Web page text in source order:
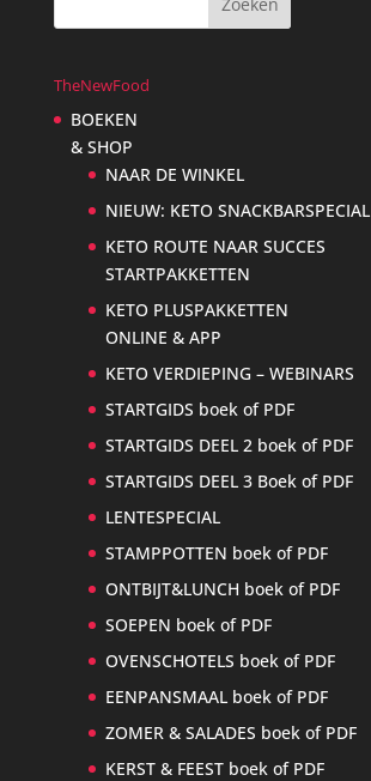
TheNewFood
BOEKEN
& SHOP
NAAR DE WINKEL
NIEUW: KETO SNACKBARSPECIAL
KETO ROUTE NAAR SUCCES
STARTPAKKETTEN
KETO PLUSPAKKETTEN
ONLINE & APP
KETO VERDIEPING – WEBINARS
STARTGIDS boek of PDF
STARTGIDS DEEL 2 boek of PDF
STARTGIDS DEEL 3 Boek of PDF
LENTESPECIAL
STAMPPOTTEN boek of PDF
ONTBIJT&LUNCH boek of PDF
SOEPEN boek of PDF
OVENSCHOTELS boek of PDF
EENPANSMAAL boek of PDF
ZOMER & SALADES boek of PDF
KERST & FEEST boek of PDF